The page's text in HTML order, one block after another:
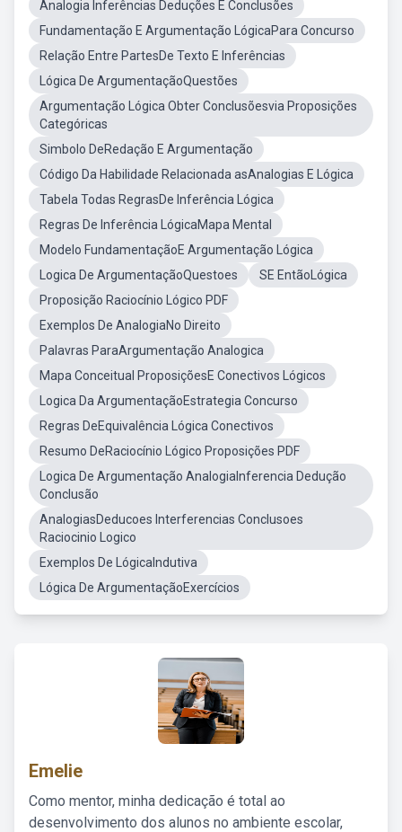
Analogia Inferências Deduções E Conclusões
Fundamentação E Argumentação LógicaPara Concurso
Relação Entre PartesDe Texto E Inferências
Lógica De ArgumentaçãoQuestões
Argumentação Lógica Obter Conclusõesvia Proposições
Categóricas
Simbolo DeRedação E Argumentação
Código Da Habilidade Relacionada asAnalogias E Lógica
Tabela Todas RegrasDe Inferência Lógica
Regras De Inferência LógicaMapa Mental
Modelo FundamentaçãoE Argumentação Lógica
Logica De ArgumentaçãoQuestoes
SE EntãoLógica
Proposição Raciocínio Lógico PDF
Exemplos De AnalogiaNo Direito
Palavras ParaArgumentação Analogica
Mapa Conceitual ProposiçõesE Conectivos Lógicos
Logica Da ArgumentaçãoEstrategia Concurso
Regras DeEquivalência Lógica Conectivos
Resumo DeRaciocínio Lógico Proposições PDF
Logica De Argumentação AnalogiaInferencia Dedução
Conclusão
AnalogiasDeducoes Interferencias Conclusoes
Raciocinio Logico
Exemplos De LógicaIndutiva
Lógica De ArgumentaçãoExercícios
Emelie
Como mentor, minha dedicação é total ao
desenvolvimento dos alunos no ambiente escolar,